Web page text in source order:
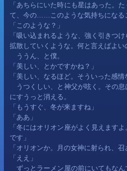
「あちらにいた時にも星はあった。
て、今の……このような気持ちになる
「このような？」
「吸い込まれるような、強く引きつ
拡散していくような。何と言えばよい
ううん、と僕。
「美しい、とかですかね？」
「美しい、なるほど。そういった感情
うつくしい、と神父が呟く。その息
にすうっと消える。
「もうすぐ、冬が来ますね」
「ああ」
「冬にはオリオン座がよく見えます
です」
「オリオンか。月の女神に射られ、召
「ええ」
ずっとラーメン屋の前にいてもなん